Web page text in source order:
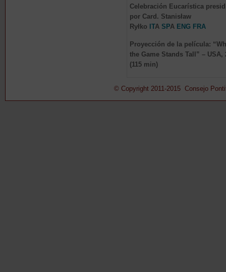
Celebración Eucarística
por Card. Stanisław
Ryłko ITASPA ENG FRA
Proyección de la película:
the Game Stands Tall” – USA,
(115 min)
© Copyright 2011-2015 Consejo